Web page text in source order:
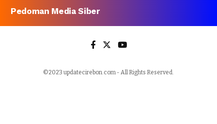
Pedoman Media Siber
©2023 updatecirebon.com - All Rights Reserved.